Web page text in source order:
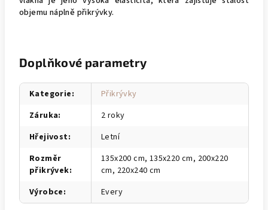
objemu náplně přikrývky.
Doplňkové parametry
Kategorie:
Přikrývky
Záruka:
2 roky
Hřejivost:
Letní
Rozměr
přikrývek:
135x200 cm, 135x220 cm, 200x220
cm, 220x240 cm
Výrobce: Every